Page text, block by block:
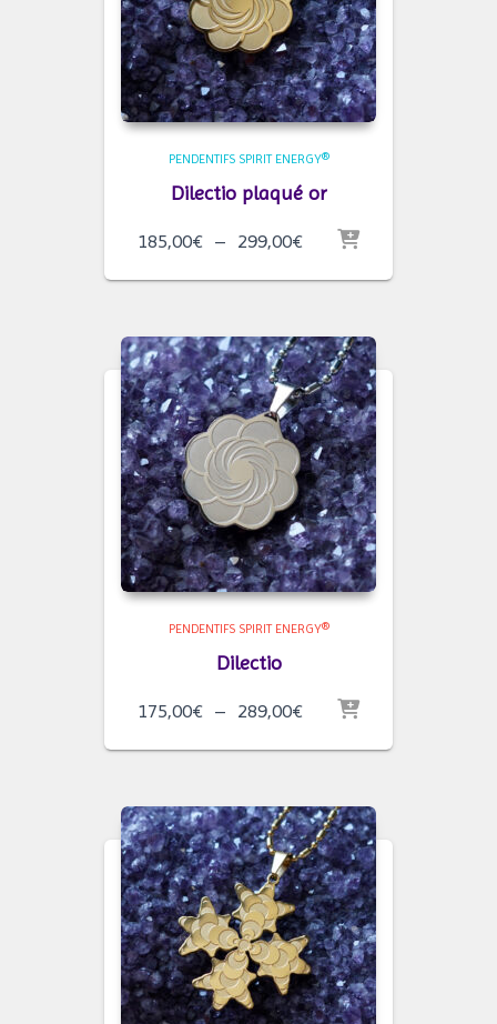
PENDENTIFS SPIRIT ENERGY®
Dilectio plaqué or
185,00€ – 299,00€Plage
prix :
à
299,00€
PENDENTIFS SPIRIT ENERGY®
Dilectio
175,00€ – 289,00€Plage
prix :
à
289,00€